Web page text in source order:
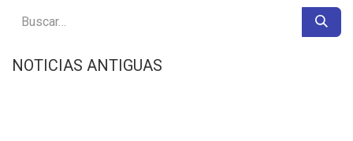
NOTICIAS ANTIGUAS